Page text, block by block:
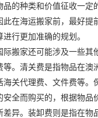
品的种类和价值征收一定
在海运搬家前，最好提
行更加准确的规划。
际搬家还可能涉及一些其
等。清关费是指物品在澳
海关代理费、文件费等。
安全而购买的，根据物品
差异。装卸费则是指在物